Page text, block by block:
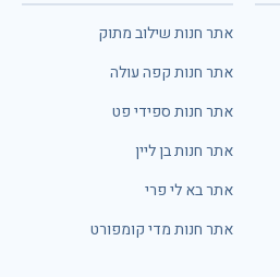
אתר חנות שילוב מתוק
אתר חנות קפה עולה
אתר חנות ספידי פט
אתר חנות בן ליין
אתר בא לי פרי
אתר חנות מדי קומפורט